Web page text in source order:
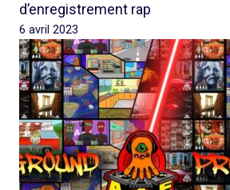
d’enregistrement rap
6 avril 2023